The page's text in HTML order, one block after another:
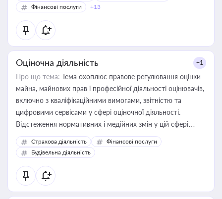
Фінансові послуги
+13
Оціночна діяльність +1
Про що тема: Тема охоплює правове регулювання оцінки
майна, майнових прав і професійної діяльності оцінювачів,
включно з кваліфікаційними вимогами, звітністю та
цифровими сервісами у сфері оціночної діяльності.
Відстеження нормативних і медійних змін у цій сфері
корисне для власника бізнесу, керівника, юриста або
бухгалтера під час оподаткування, приватизації, оренди
державного майна, корпоративних угод і перевірки
статусу суб'єктів оціночної діяльності
Страхова діяльність
Фінансові послуги
Будівельна діяльність